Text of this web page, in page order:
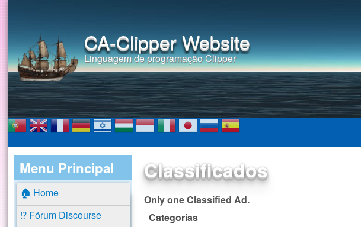
CA-Clipper Website
Linguagem de programação Clipper
Classificados
Only one Classified Ad.
Categorias
Menu Principal
🏠 Home
⁉️ Fórum Discourse